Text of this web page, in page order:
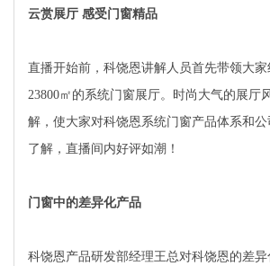
云赏展厅 感受门窗精品
直播开始前，科饶恩讲解人员首先带领大
23800㎡的系统门窗展厅。时尚大气的展厅
解，使大家对科饶恩系统门窗产品体系和
了解，直播间内好评如潮！
门窗中的差异化产品
科饶恩产品研发部经理王总对科饶恩的差